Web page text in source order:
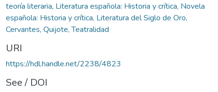
teoría literaria, Literatura española: Historia y crítica, Novela
española: Historia y crítica, Literatura del Siglo de Oro,
Cervantes, Quijote, Teatralidad
URI
https://hdl.handle.net/2238/4823
See / DOI